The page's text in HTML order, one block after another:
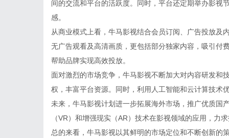
间的交流和平台的活跃度。同时，平台还定期举办影视
感。
从商业模式上看，牛马影视结合会员订阅、广告投放及
无广告观看及高清画质，更包括部分独家内容，吸引付
帮助品牌实现高效投放。
面对激烈的市场竞争，牛马影视不断加大对内容研发和
权，丰富平台资源。同时，利用人工智能和云计算技术
未来，牛马影视计划进一步拓展海外市场，推广优质国
（VR）和增强现实（AR）技术在影视领域的应用，力
总的来看，牛马影视以其鲜明的市场定位和不断创新的